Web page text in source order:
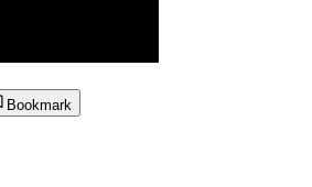
Bookmark